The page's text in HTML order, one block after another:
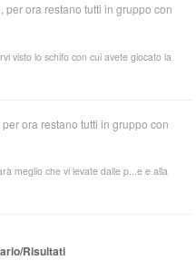
per ora restano tutti in gruppo con
visto lo schifo con cui avete giocato la
ora restano tutti in gruppo con
meglio che vi levate dalle p...e e alla
Risultati